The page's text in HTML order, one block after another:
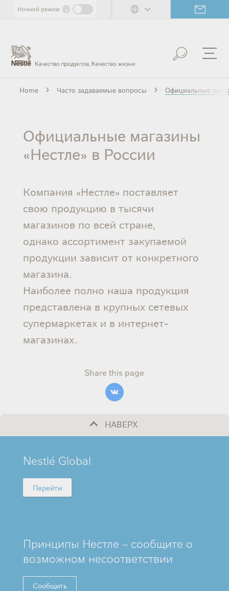
content
Ночной режим i
Home Часто задаваемые вопросы Официальные
Официальные магазины
«Нестле» в России
Компания «Нестле» поставляет
свою продукцию в тысячи
магазинов по всей стране,
однако ассортимент закупаемой
продукции зависит от конкретного
магазина.
Наиболее полно наша продукция
представлена в крупных сетевых
супермаркетах и в интернет-
магазинах.
Share this page
НАВЕРХ
FOOTER
Nestlé Global
Перейти
Принципы Нестле – сообщите о
возможном несоответствии
Сообщить